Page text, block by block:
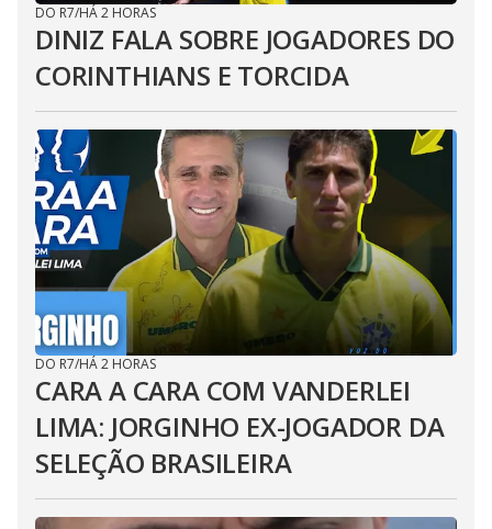
DO R7/HÁ 2 HORAS
DINIZ FALA SOBRE JOGADORES DO
CORINTHIANS E TORCIDA
DO R7/HÁ 2 HORAS
CARA A CARA COM VANDERLEI
LIMA: JORGINHO EX-JOGADOR DA
SELEÇÃO BRASILEIRA